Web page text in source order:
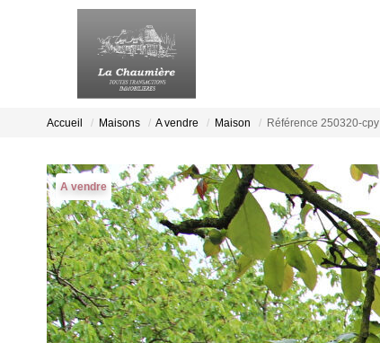
Accueil Maisons A vendre Maison Référence 250320-cpy
A vendre